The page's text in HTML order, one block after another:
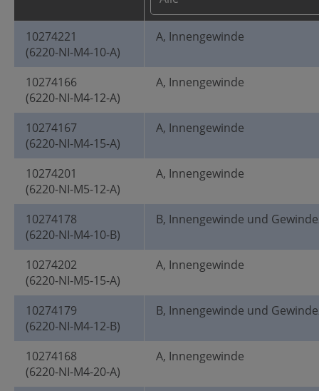
10274221
(6220-NI-M4-10-A)
A, Innengewinde
10274166
(6220-NI-M4-12-A)
A, Innengewinde
10274167
(6220-NI-M4-15-A)
A, Innengewinde
10274201
(6220-NI-M5-12-A)
A, Innengewinde
10274178
(6220-NI-M4-10-B)
B, Innengewinde und
10274202
(6220-NI-M5-15-A)
A, Innengewinde
10274179
(6220-NI-M4-12-B)
B, Innengewinde und
10274168
(6220-NI-M4-20-A)
A, Innengewinde